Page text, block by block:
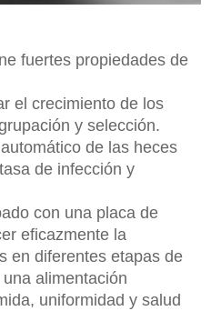
fuertes propiedades de
el crecimiento de los
y selección.
de las heces
de infección y
con una placa de
eficazmente la
en diferentes etapas de
alimentación
uniformidad y salud